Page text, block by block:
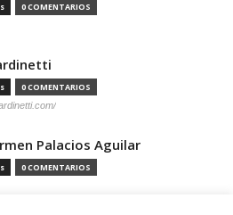
0 COMENTARIOS
0 COMENTARIOS
Palacios Aguilar
0 COMENTARIOS